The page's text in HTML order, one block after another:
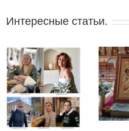
Интересные статьи.